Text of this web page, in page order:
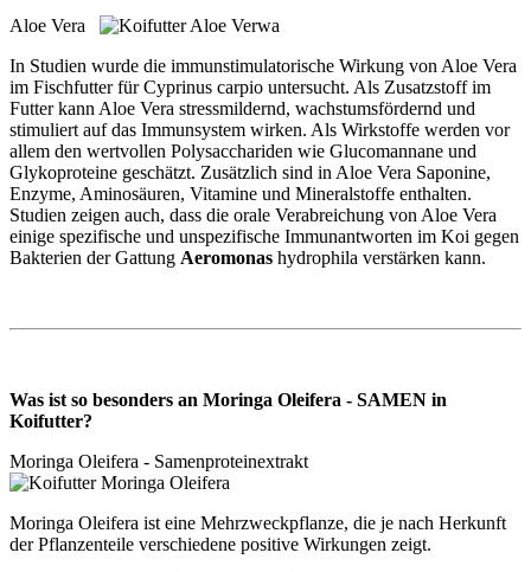
Aloe Vera
In Studien wurde die immunstimulatorische Wirkung von Aloe Vera
im Fischfutter für Cyprinus carpio untersucht. Als Zusatzstoff im
Futter kann Aloe Vera stressmildernd, wachstumsfördernd und
stimuliert auf das Immunsystem wirken. Als Wirkstoffe werden vor
allem den wertvollen Polysacchariden wie Glucomannane und
Glykoproteine geschätzt. Zusätzlich sind in Aloe Vera Saponine,
Enzyme, Aminosäuren, Vitamine und Mineralstoffe enthalten.
Studien zeigen auch, dass die orale Verabreichung von Aloe Vera
einige spezifische und unspezifische Immunantworten im Koi gegen
Bakterien der Gattung Aeromonas hydrophila verstärken kann.
Was ist so besonders an Moringa Oleifera - SAMEN in
Koifutter?
Moringa Oleifera - Samenproteinextrakt
Moringa Oleifera ist eine Mehrzweckpflanze, die je nach Herkunft
der Pflanzenteile verschiedene positive Wirkungen zeigt.